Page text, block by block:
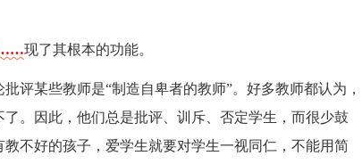
……现了其根本的功能。
评某些教师是“制造自卑者的教师”。好多教师都认为，
。因此，他们总是批评、训斥、否定学生，而很少鼓
不好的孩子，爱学生就要对学生一视同仁，不能用简